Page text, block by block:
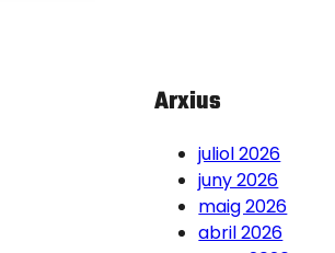
Arxius
juliol 2026
juny 2026
maig 2026
abril 2026